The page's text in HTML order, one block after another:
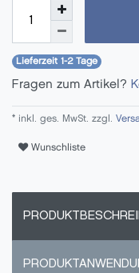
Lieferzeit 1-2 Tage
Fragen zum Artikel?
* inkl. ges. MwSt. zzgl.
Wunschliste